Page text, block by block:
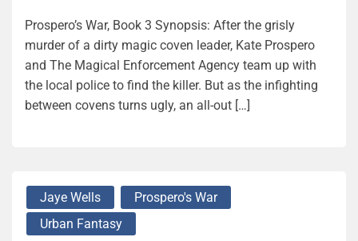
Prospero’s War, Book 3 Synopsis: After the grisly
murder of a dirty magic coven leader, Kate Prospero
and The Magical Enforcement Agency team up with
the local police to find the killer. But as the infighting
between covens turns ugly, an all-out […]
Jaye Wells
Prospero's War
Urban Fantasy